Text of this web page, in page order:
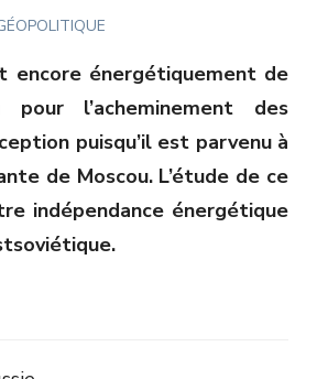
encore énergétiquement de
l’acheminement des
puisqu’il est parvenu à
de Moscou. L’étude de ce
indépendance énergétique